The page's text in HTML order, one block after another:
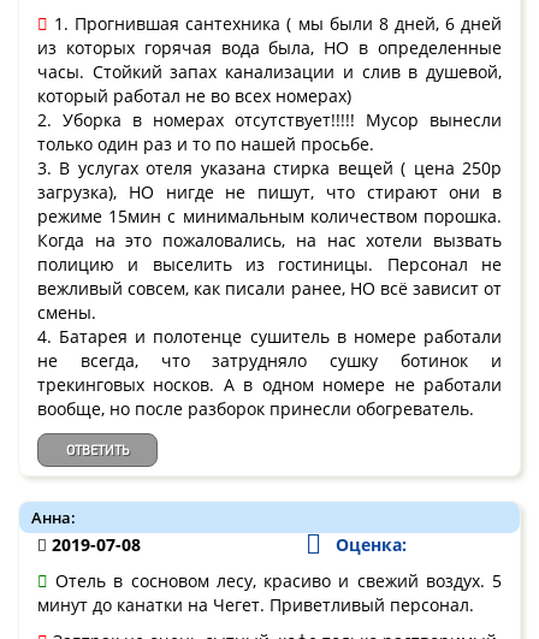
1. Прогнившая сантехника ( мы были 8 дней, 6 дней
из которых горячая вода была, НО в определенные
часы. Стойкий запах канализации и слив в душевой,
который работал не во всех номерах)
2. Уборка в номерах отсутствует!!!!! Мусор вынесли
только один раз и то по нашей просьбе.
3. В услугах отеля указана стирка вещей ( цена 250р
загрузка), НО нигде не пишут, что стирают они в
режиме 15мин с минимальным количеством порошка.
Когда на это пожаловались, на нас хотели вызвать
полицию и выселить из гостиницы. Персонал не
вежливый совсем, как писали ранее, НО всё зависит от
смены.
4. Батарея и полотенце сушитель в номере работали
не всегда, что затрудняло сушку ботинок и
трекинговых носков. А в одном номере не работали
вообще, но после разборок принесли обогреватель.
ОТВЕТИТЬ
Анна:
2019-07-08
Оценка:
Отель в сосновом лесу, красиво и свежий воздух. 5
минут до канатки на Чегет. Приветливый персонал.